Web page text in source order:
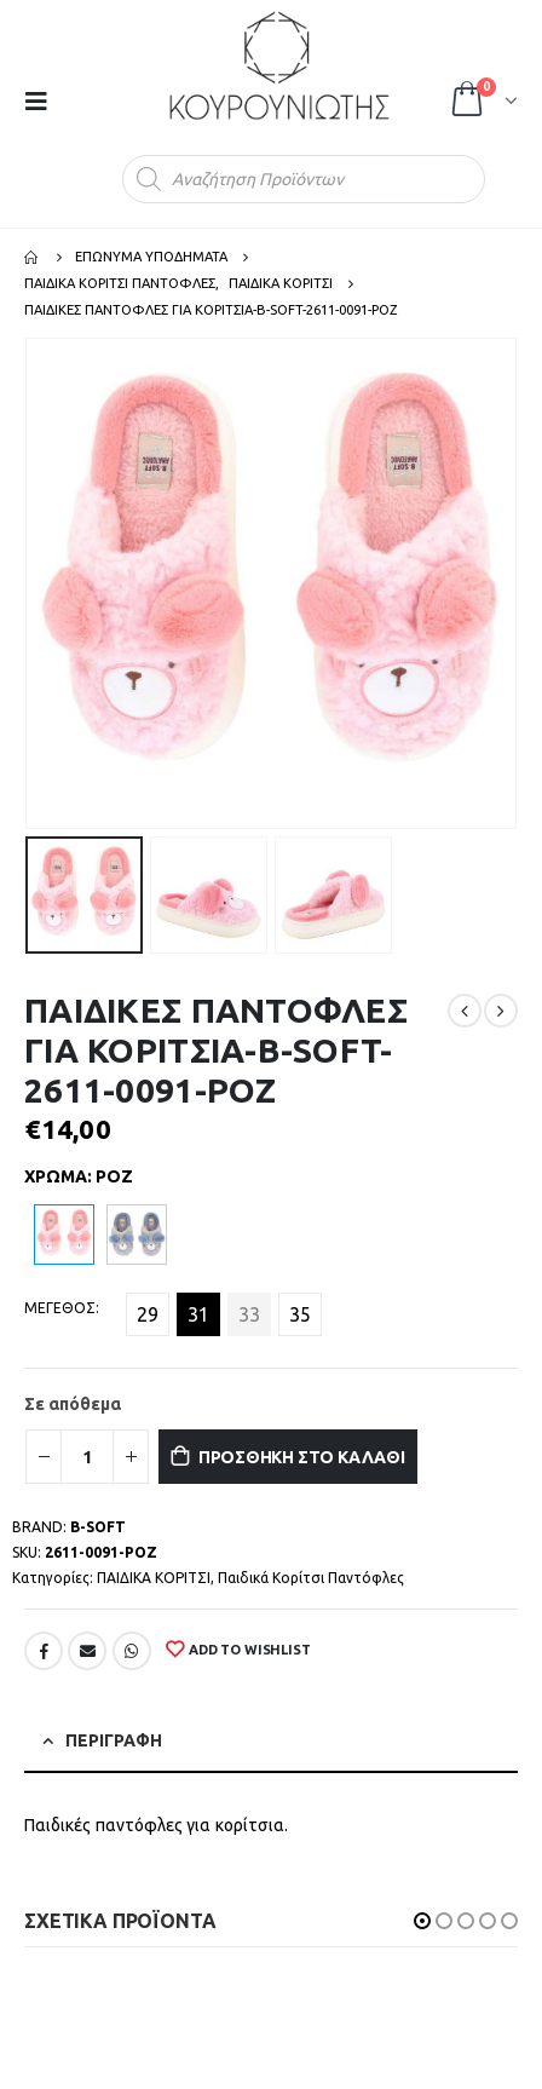
0
ΕΠΩΝΥΜΑ ΥΠΟΔΗΜΑΤΑ
ΠΑΙΔΙΚΑ ΚΟΡΙΤΣΙ ΠΑΝΤΟΦΛΕΣ
ΠΑΙΔΙΚΑ ΚΟΡΙΤΣΙ
ΠΑΙΔΙΚΕΣ ΠΑΝΤΟΦΛΕΣ ΓΙΑ ΚΟΡΙΤΣΙΑ-B-SOFT-2611-0091-ΡΟΖ
ΠΑΙΔΙΚΕΣ ΠΑΝΤΟΦΛΕΣ
ΓΙΑ ΚΟΡΙΤΣΙΑ-B-SOFT-
2611-0091-ΡΟΖ
€14,00
ΧΡΩΜΑ: ΡΟΖ
ΜΕΓΕΘΟΣ 29 31 33 35
Σε απόθεμα
ΠΡΟΣΘΗΚΗ ΣΤΟ ΚΑΛΑΘΙ
BRAND: B-SOFT
SKU: 2611-0091-ΡΟΖ
Κατηγορίες: ΠΑΙΔΙΚΑ ΚΟΡΙΤΣΙ, Παιδικά Κορίτσι Παντόφλες
ADD TO WISHLIST
ΠΕΡΙΓΡΑΦΗ
Παιδικές παντόφλες για κορίτσια.
ΣΧΕΤΙΚΑ ΠΡΟΪΟΝΤΑ